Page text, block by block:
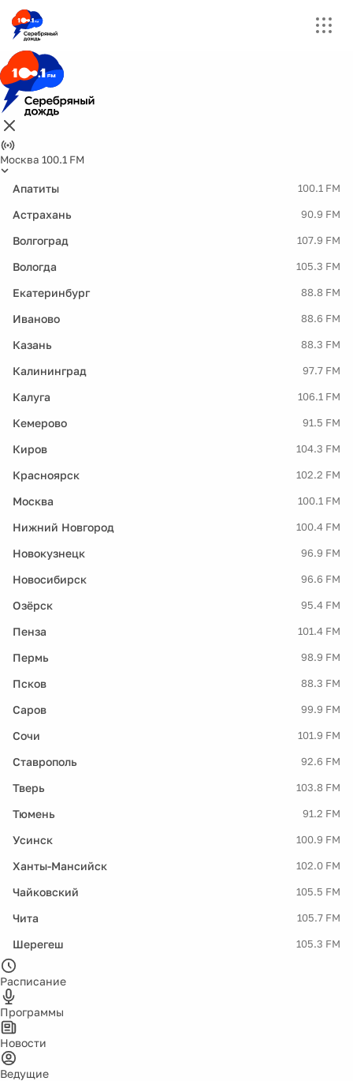
Москва 100.1 FM
Апатиты 100.1 FM
Астрахань 90.9 FM
Волгоград 107.9 FM
Вологда 105.3 FM
Екатеринбург 88.8 FM
Иваново 88.6 FM
Казань 88.3 FM
Калининград 97.7 FM
Калуга 106.1 FM
Кемерово 91.5 FM
Киров 104.3 FM
Красноярск 102.2 FM
Москва 100.1 FM
Нижний Новгород 100.4 FM
Новокузнецк 96.9 FM
Новосибирск 96.6 FM
Озёрск 95.4 FM
Пенза 101.4 FM
Пермь 98.9 FM
Псков 88.3 FM
Саров 99.9 FM
Сочи 101.9 FM
Ставрополь 92.6 FM
Тверь 103.8 FM
Тюмень 91.2 FM
Усинск 100.9 FM
Ханты-Мансийск 102.0 FM
Чайковский 105.5 FM
Чита 105.7 FM
Шерегеш 105.3 FM
Расписание
Программы
Новости
Ведущие